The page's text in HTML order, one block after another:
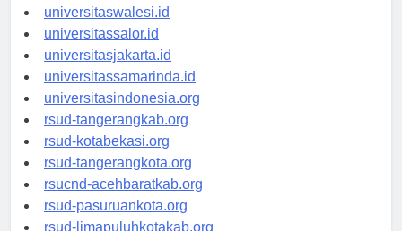
universitaswalesi.id
universitassalor.id
universitasjakarta.id
universitassamarinda.id
universitasindonesia.org
rsud-tangerangkab.org
rsud-kotabekasi.org
rsud-tangerangkota.org
rsucnd-acehbaratkab.org
rsud-pasuruankota.org
rsud-limapuluhkotakab.org